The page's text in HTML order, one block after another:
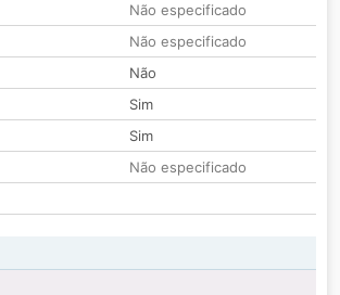
Não especificado
Não especificado
Não
Sim
Sim
Não especificado